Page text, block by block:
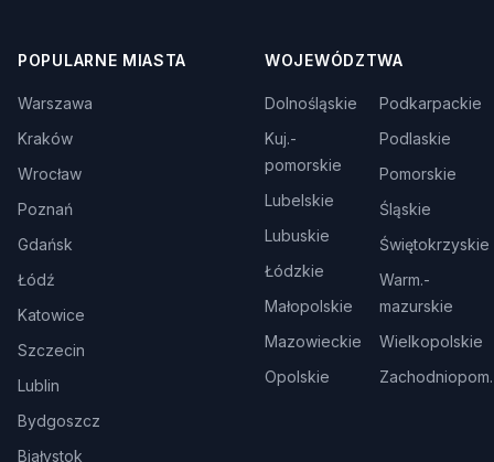
POPULARNE MIASTA
Warszawa
Kraków
Wrocław
Poznań
Gdańsk
Łódź
Katowice
Szczecin
Lublin
Bydgoszcz
Białystok
WOJEWÓDZTWA
Dolnośląskie
Kuj.-
pomorskie
Lubelskie
Lubuskie
Łódzkie
Małopolskie
Mazowieckie
Opolskie
Podkarpackie
Podlaskie
Pomorskie
Śląskie
Świętokrzyskie
Warm.-
mazurskie
Wielkopolskie
Zachodniopom.